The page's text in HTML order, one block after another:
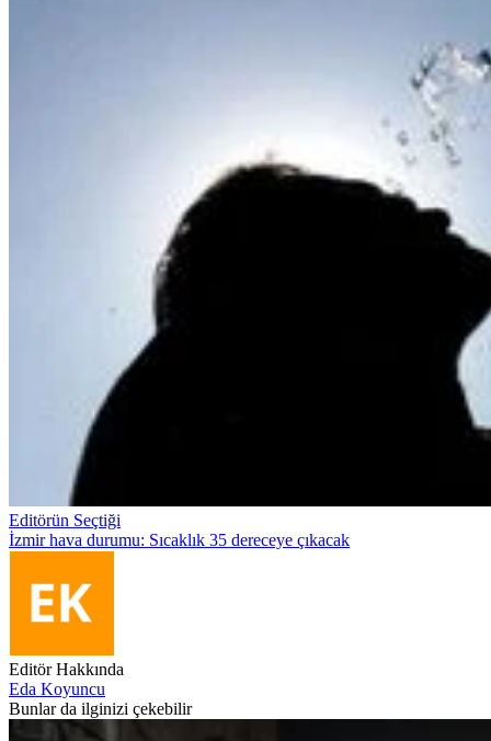
Editörün Seçtiği
İzmir hava durumu: Sıcaklık 35 dereceye çıkacak
Editör Hakkında
Eda Koyuncu
Bunlar da ilginizi çekebilir